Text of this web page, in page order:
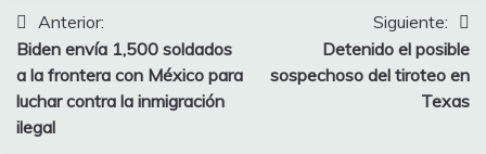
Navegación
de
entradas
Anterior:
Biden envía 1,500 soldados
a la frontera con México para
luchar contra la inmigración
ilegal
Siguiente:
Detenido el posible
sospechoso del tiroteo en
Texas